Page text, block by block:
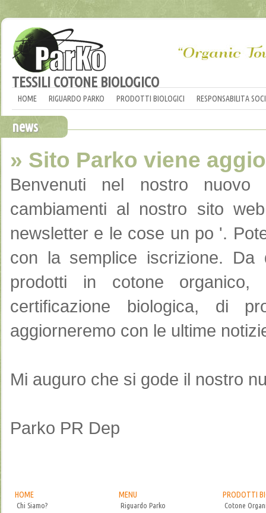
TESSILI COTONE BIOLOGICO
HOME RIGUARDO PARKO PRODOTTI BIOLOGICI RESPONSABILITA
news
» Sito Parko viene
Benvenuti
nel nostro nuovo
cambiamenti al nostro sito
newsletter e le cose un po '.
con la semplice iscrizione.
Da
prodotti
in cotone organico,
certificazione biologica, di
aggiorneremo con le ultime
Mi auguro che si gode il nostro
Parko PR Dep
HOME
Chi Siamo?
MENU
Riguardo Parko
PRODOTTI
Cotone